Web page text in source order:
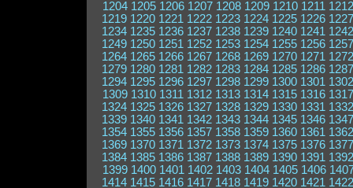
1204 1205 1206 1207 1208 1209 1210 1211 1212
1219 1220 1221 1222 1223 1224 1225 1226 1227
1234 1235 1236 1237 1238 1239 1240 1241 1242
1249 1250 1251 1252 1253 1254 1255 1256 1257
1264 1265 1266 1267 1268 1269 1270 1271 1272
1279 1280 1281 1282 1283 1284 1285 1286 1287
1294 1295 1296 1297 1298 1299 1300 1301 1302
1309 1310 1311 1312 1313 1314 1315 1316 1317
1324 1325 1326 1327 1328 1329 1330 1331 1332
1339 1340 1341 1342 1343 1344 1345 1346 1347
1354 1355 1356 1357 1358 1359 1360 1361 1362
1369 1370 1371 1372 1373 1374 1375 1376 1377
1384 1385 1386 1387 1388 1389 1390 1391 1392
1399 1400 1401 1402 1403 1404 1405 1406
1414 1415 1416 1417 1418 1419 1420 1421 1422